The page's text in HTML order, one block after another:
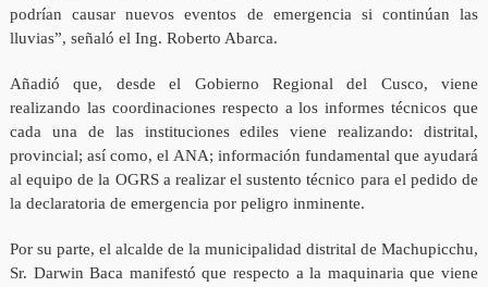
podrían causar nuevos eventos de emergencia si continúan las
lluvias”, señaló el Ing. Roberto Abarca.
Añadió que, desde el Gobierno Regional del Cusco, viene
realizando las coordinaciones respecto a los informes técnicos que
cada una de las instituciones ediles viene realizando: distrital,
provincial; así como, el ANA; información fundamental que ayudará
al equipo de la OGRS a realizar el sustento técnico para el pedido de
la declaratoria de emergencia por peligro inminente.
Por su parte, el alcalde de la municipalidad distrital de Machupicchu,
Sr. Darwin Baca manifestó que respecto a la maquinaria que viene